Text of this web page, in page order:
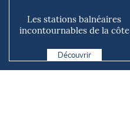
Les stations balnéaires
incontournables de la côte
Découvrir